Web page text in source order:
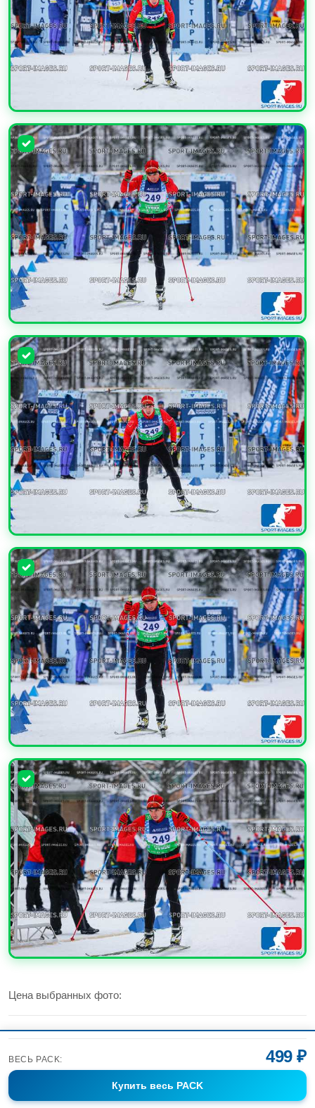
ВЕСЬ PACK: 499 ₽
Купить весь PACK
УВЕЛИЧИТЬ
УВЕЛИЧИТЬ
УВЕЛИЧИТЬ
УВЕЛИЧИТЬ
Цена выбранных фото:
499 ₽